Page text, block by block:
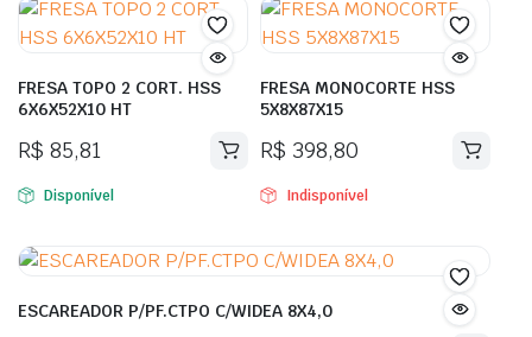
FRESA TOPO 2 CORT. HSS
6X6X52X10 HT
R$ 85,81
Disponível
FRESA MONOCORTE HSS
5X8X87X15
R$ 398,80
Indisponível
ESCAREADOR P/PF.CTPO C/WIDEA 8X4,0